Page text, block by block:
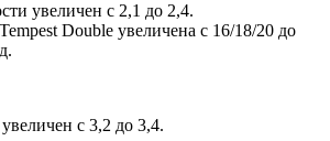
увеличен с 2,1 до 2,4.
Double увеличена с 16/18/20 до
с 3,2 до 3,4.